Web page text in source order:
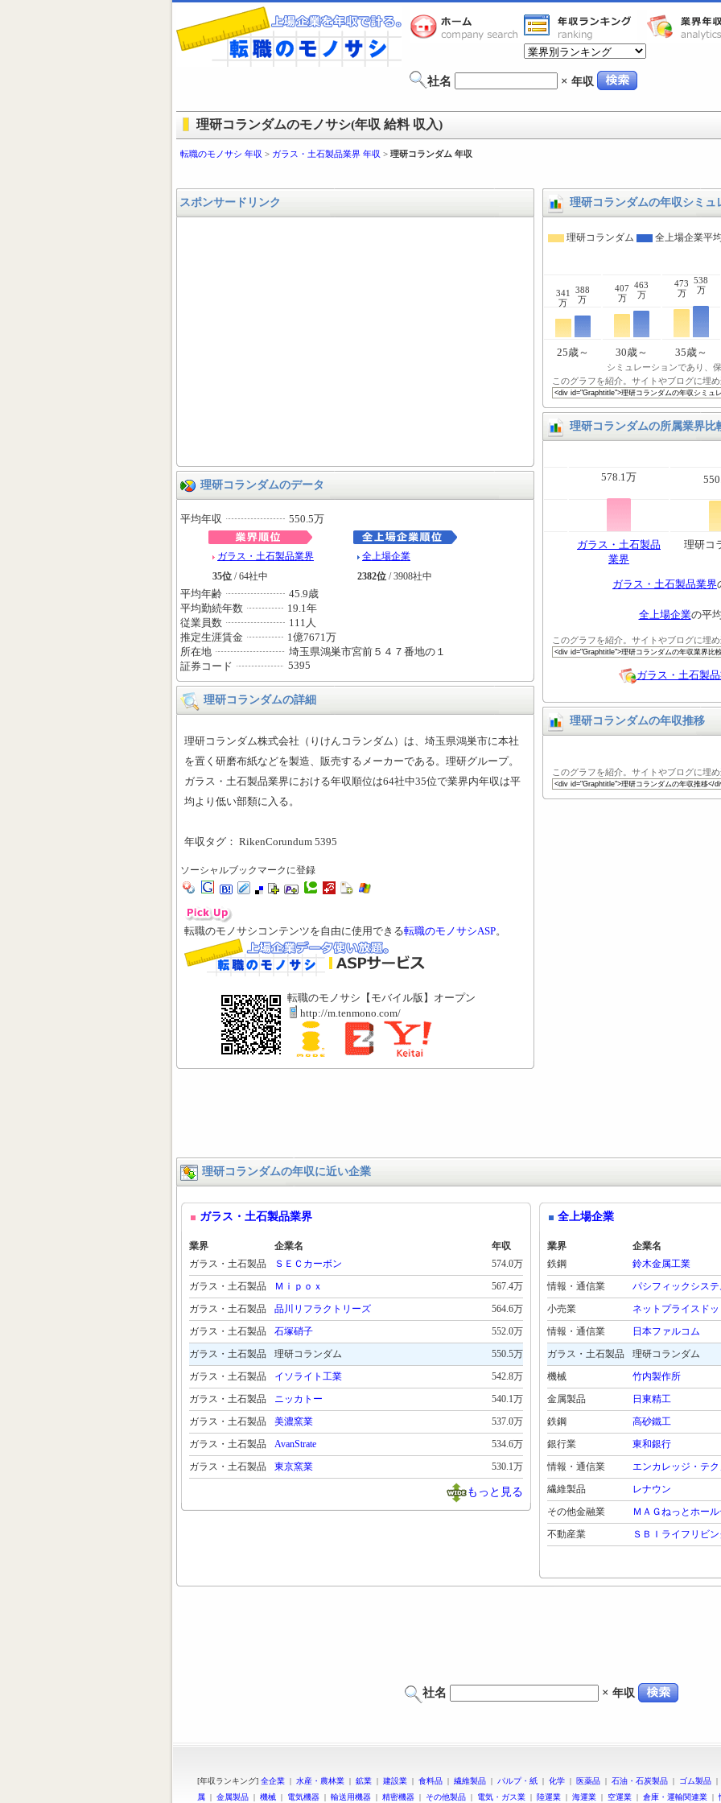
社名 × 年収
理研コランダムのモノサシ(年収 給料 収入)
転職のモノサシ 年収 > ガラス・土石製品業界 年収 > 理研コランダム 年収
スポンサードリンク
理研コランダムのデータ
平均年収 550.5万
ガラス・土石製品業界
35位 / 64社中
全上場企業
2382位 / 3908社中
平均年齢
45.9歳
平均勤続年数
19.1年
従業員数
111人
推定生涯賃金
1億7671万
所在地
埼玉県鴻巣市宮前５４７番地の１
証券コード
5395
理研コランダムの詳細
理研コランダム株式会社（りけんコランダム）は、埼玉県鴻巣市に本社
を置く研磨布紙などを製造、販売するメーカーである。理研グループ。
ガラス・土石製品業界における年収順位は64社中35位で業界内年収は平
均より低い部類に入る。
年収タグ： RikenCorundum 5395
ソーシャルブックマークに登録
転職のモノサシコンテンツを自由に使用できる転職のモノサシASP。
転職のモノサシ【モバイル版】オープン
http://m.tenmono.com/
理研コランダムの年収シミュ
理研コランダム 全上場企業平
341
万
388
万
407
万
463
万
473
万
538
万
25歳～ 30歳～ 35歳～
シミュレーションであり、
このグラフを紹介。サイトやブログに埋
理研コランダムの所属業界比
578.1万
ガラス・土石製品
業界
理研コ
ガラス・土石製品業界
全上場企業の平
このグラフを紹介。サイトやブログに埋
ガラス・土石製
理研コランダムの年収推移
このグラフを紹介。サイトやブログに埋
理研コランダムの年収に近い企業
ガラス・土石製品業界
業界 企業名
年収
ガラス・土石製品
ＳＥＣカーボン
574.0万
ガラス・土石製品
Ｍｉｐｏｘ
567.4万
ガラス・土石製品
品川リフラクトリーズ
564.6万
ガラス・土石製品
石塚硝子
552.0万
ガラス・土石製品
理研コランダム
550.5万
ガラス・土石製品
イソライト工業
542.8万
ガラス・土石製品
ニッカトー
540.1万
ガラス・土石製品
美濃窯業
537.0万
ガラス・土石製品
AvanStrate
534.6万
ガラス・土石製品
東京窯業 530.1万
もっと見る
全上場企業
業界
企業名
鉄鋼
鈴木金属工業
情報・通信業
パシフィックシス
小売業
ネットプライスド
情報・通信業
日本ファルコム
ガラス・土石製品
理研コランダム
機械
竹内製作所
金属製品
日東精工
鉄鋼
高砂鐵工
銀行業
東和銀行
情報・通信業
エンカレッジ・テ
繊維製品
レナウン
その他金融業
ＭＡＧねっとホー
不動産業
ＳＢＩライフリビ
社名 × 年収
[年収ランキング] 全企業 | 水産・農林業 | 鉱業 | 建設業 | 食料品 | 繊維製品 | パルプ・紙 | 化学 | 医薬品 | 石油・石炭製品 | ゴム製品
属 | 金属製品 | 機械 | 電気機器 | 輸送用機器 | 精密機器 | その他製品 | 電気・ガス業 | 陸運業 | 海運業 | 空運業 | 倉庫・運輸関連業 |